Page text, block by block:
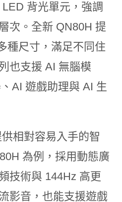
背光單元，強調
次。全新 QN80H 提
種尺寸，滿足不同住
也支援 AI 無腦模
AI 遊戲助理與 AI 生
相對容易入手的智
為例，採用動態廣
技術與 144Hz 高更
影音，也能支援遊戲